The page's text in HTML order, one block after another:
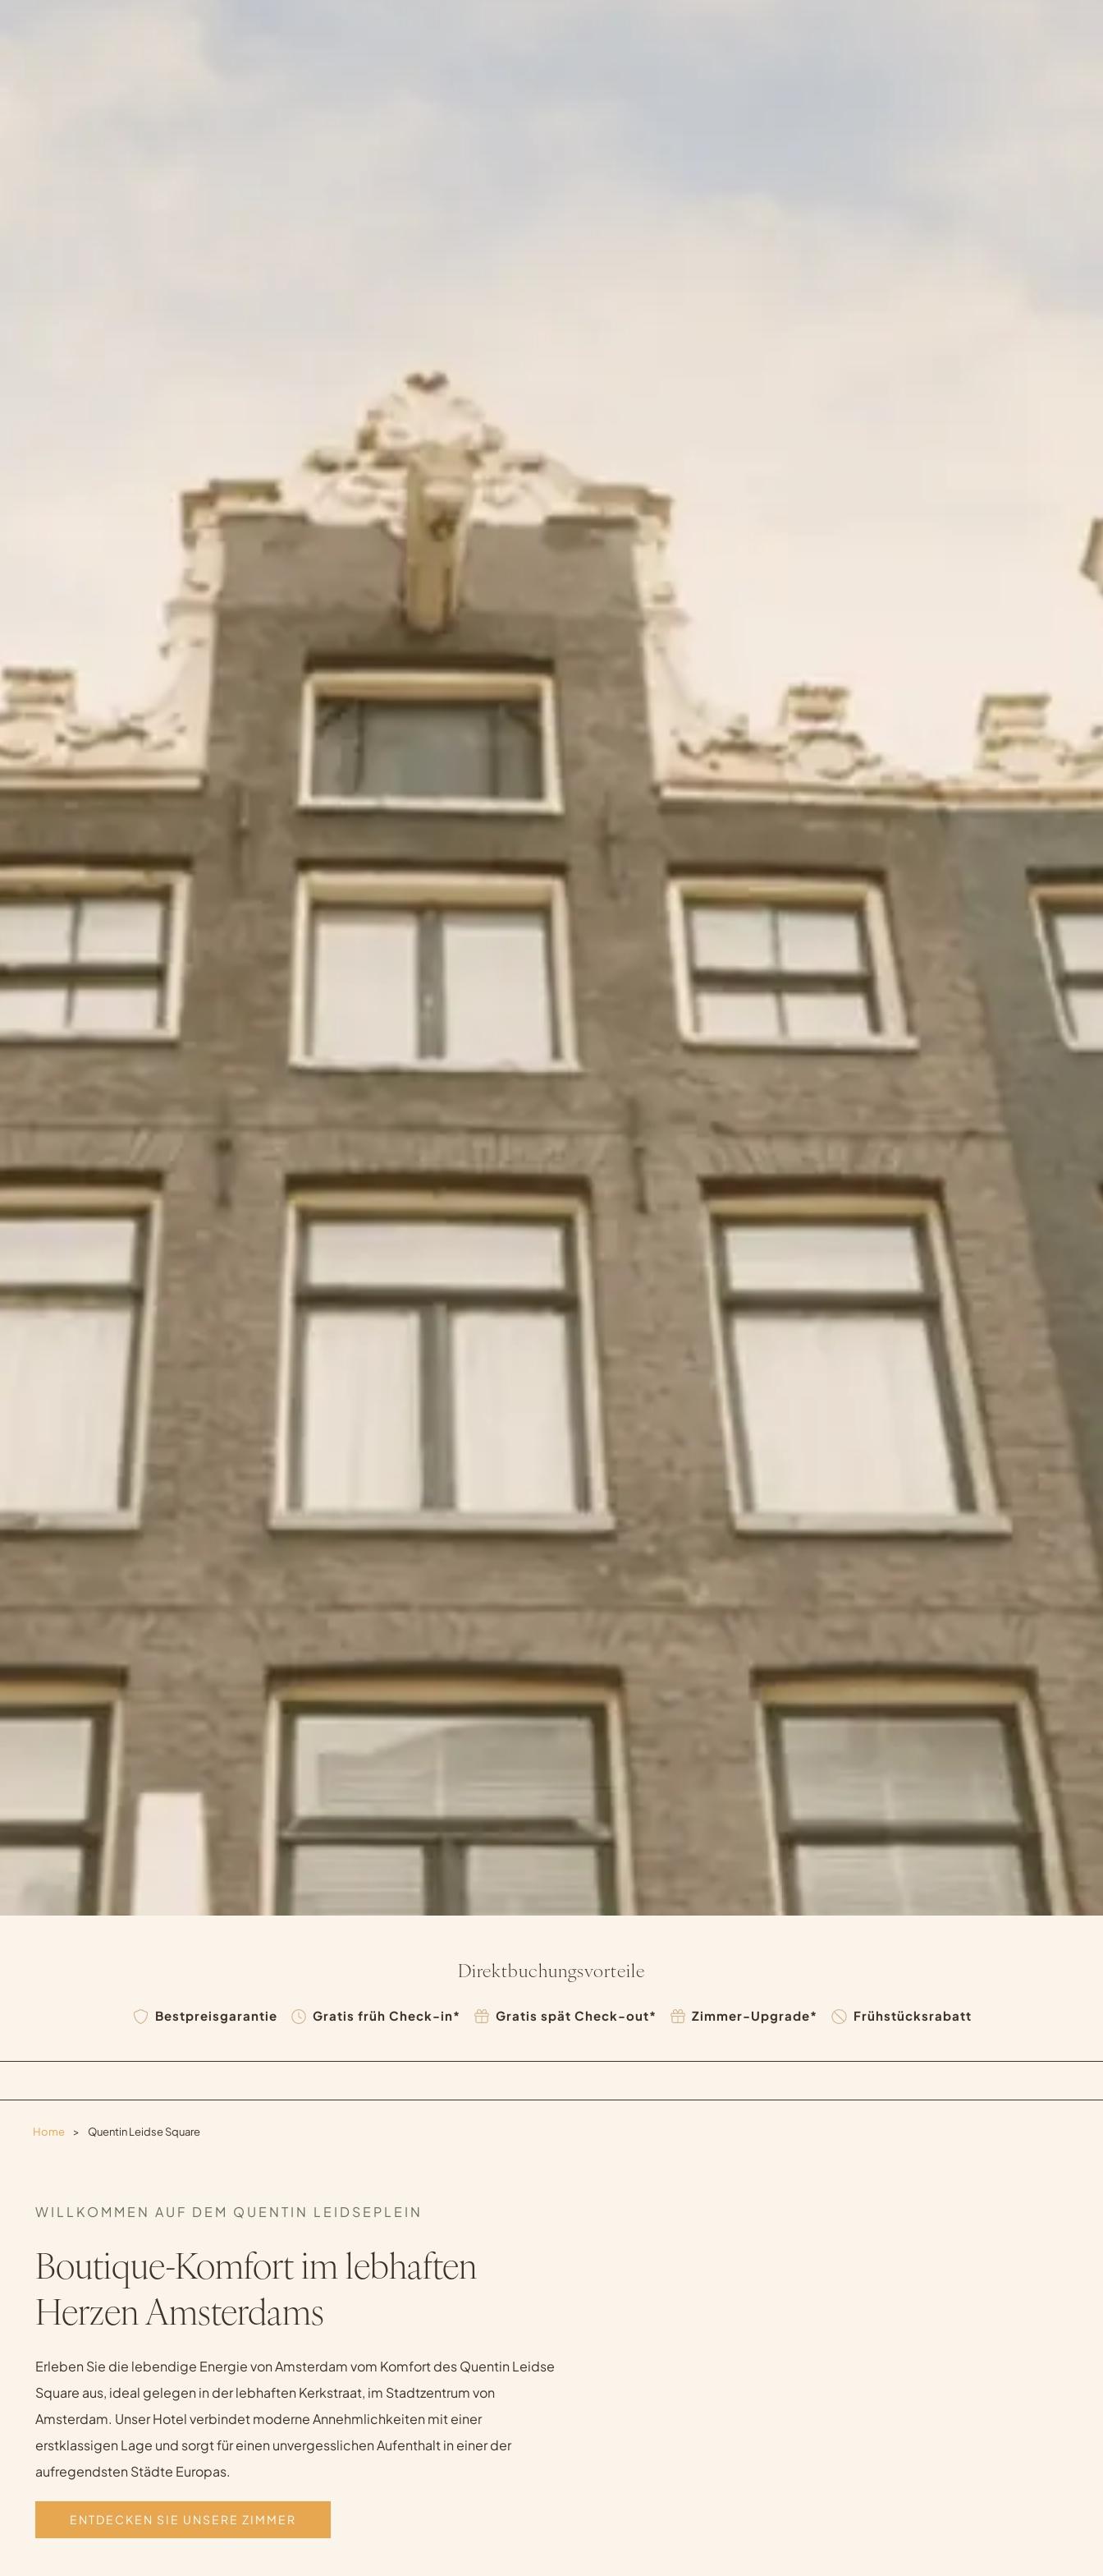
Direktbuchungsvorteile
Bestpreisgarantie Gratis früh Check-in* Gratis spät Check-out* Zimmer-Upgrade* Frühstücksrabatt
Home > Quentin Leidse Square
Boutique-Komfort im lebhaften
Herzen Amsterdams
WILLKOMMEN AUF DEM QUENTIN LEIDSEPLEIN
Erleben Sie die lebendige Energie von Amsterdam vom Komfort des Quentin Leidse
Square aus, ideal gelegen in der lebhaften Kerkstraat, im Stadtzentrum von
Amsterdam. Unser Hotel verbindet moderne Annehmlichkeiten mit einer
erstklassigen Lage und sorgt für einen unvergesslichen Aufenthalt in einer der
aufregendsten Städte Europas.
ENTDECKEN SIE UNSERE ZIMMER